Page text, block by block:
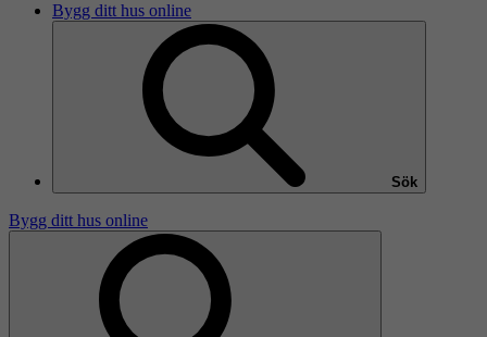
Bygg ditt hus online
Sök
Bygg ditt hus online